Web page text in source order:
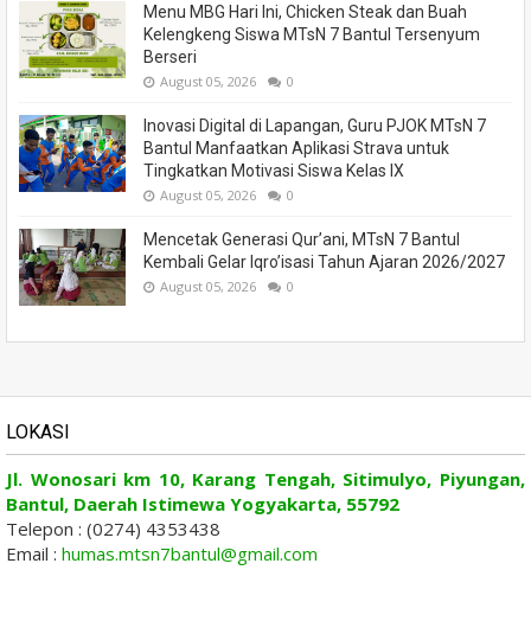
Menu MBG Hari Ini, Chicken Steak dan Buah
Kelengkeng Siswa MTsN 7 Bantul Tersenyum
Berseri
August 05, 2026 0
Inovasi Digital di Lapangan, Guru PJOK MTsN 7
Bantul Manfaatkan Aplikasi Strava untuk
Tingkatkan Motivasi Siswa Kelas IX
August 05, 2026 0
Mencetak Generasi Qur’ani, MTsN 7 Bantul
Kembali Gelar Iqro’isasi Tahun Ajaran 2026/2027
August 05, 2026 0
LOKASI
Jl. Wonosari km 10, Karang Tengah, Sitimulyo, Piyungan,
Bantul, Daerah Istimewa Yogyakarta, 55792
Telepon : (0274) 4353438
Email : humas.mtsn7bantul@gmail.com